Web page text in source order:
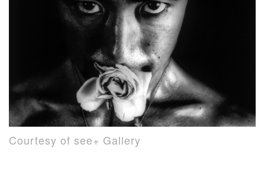
Courtesy of see+ Gallery